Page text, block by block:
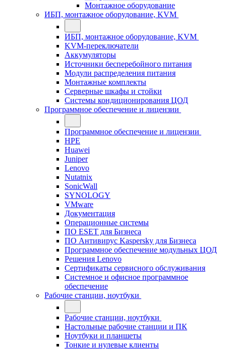
Монтажное оборудование
ИБП, монтажное оборудование, KVM
ИБП, монтажное оборудование, KVM
KVM-переключатели
Аккумуляторы
Источники бесперебойного питания
Модули распределения питания
Монтажные комплекты
Серверные шкафы и стойки
Системы кондиционирования ЦОД
Программное обеспечение и лицензии
Программное обеспечение и лицензии
HPE
Huawei
Juniper
Lenovo
Nutatnix
SonicWall
SYNOLOGY
VMware
Документация
Операционные системы
ПО ESET для Бизнеса
ПО Антивирус Kaspersky для Бизнеса
Программное обеспечение модульных ЦОД
Решения Lenovo
Сертификаты сервисного обслуживания
Системное и офисное программное
обеспечение
Рабочие станции, ноутбуки
Рабочие станции, ноутбуки
Настольные рабочие станции и ПК
Ноутбуки и планшеты
Тонкие и нулевые клиенты